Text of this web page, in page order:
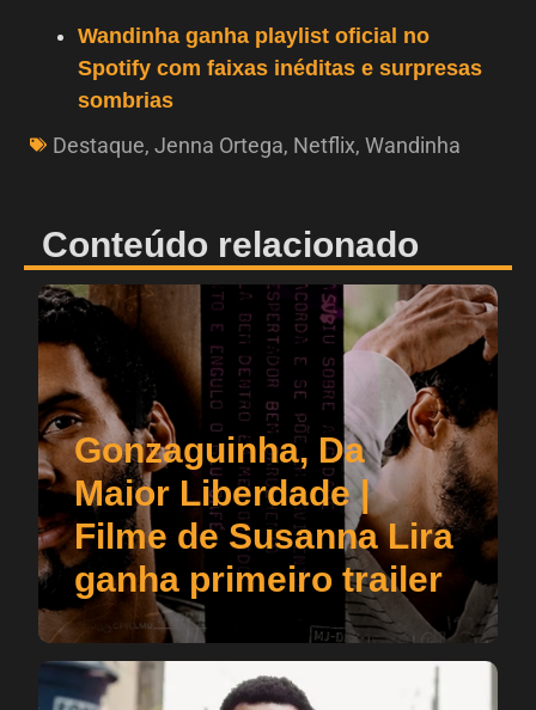
Wandinha ganha playlist oficial no
Spotify com faixas inéditas e surpresas
sombrias
Destaque, Jenna Ortega, Netflix, Wandinha
Conteúdo relacionado
Gonzaguinha, Da
Maior Liberdade |
Filme de Susanna Lira
ganha primeiro trailer